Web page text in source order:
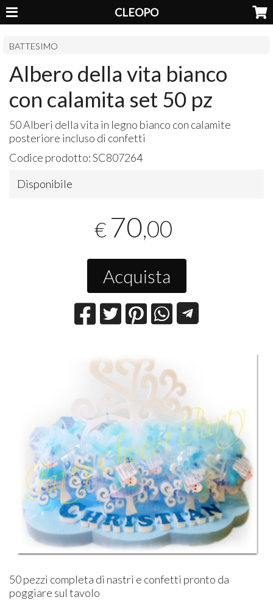
CLEOPO
BATTESIMO
Albero della vita bianco
con calamita set 50 pz
50 Alberi della vita in legno bianco con calamite
posteriore incluso di confetti
Codice prodotto:SC807264
Disponibile
€ 70,00
Acquista
50 pezzi completa di nastri e confetti pronto da
poggiare sul tavolo